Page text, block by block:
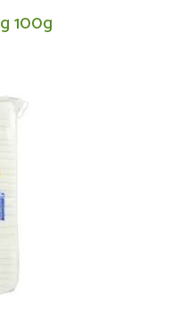
100g